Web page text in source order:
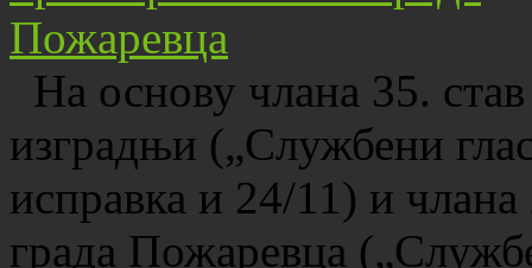
На основу члана 35.
изградњи („Службени
исправка и 24/11) и члана
града Пожаревца